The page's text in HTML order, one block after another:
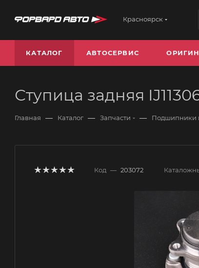
Красноярск
КАТАЛОГ АВТОСЕРВИС
Ступица задняя
Главная — Каталог — Запчасти — Подшипники
Код — 203072